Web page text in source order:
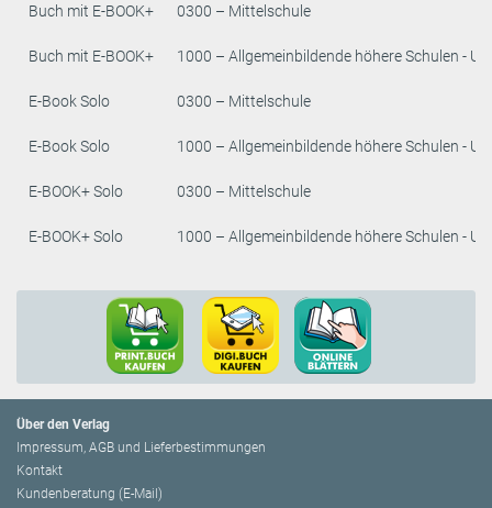
Buch mit E-BOOK+ 0300 – Mittelschule
Buch mit E-BOOK+ 1000 – Allgemeinbildende höhere Schulen -
E-Book Solo 0300 – Mittelschule
E-Book Solo 1000 – Allgemeinbildende höhere Schulen -
E-BOOK+ Solo 0300 – Mittelschule
E-BOOK+ Solo 1000 – Allgemeinbildende höhere Schulen -
Über den Verlag
Impressum, AGB und Lieferbestimmungen
Kontakt
Kundenberatung (E-Mail)